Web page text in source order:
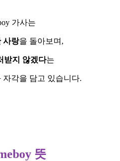
가사는
사랑을 돌아보며,
받지 않겠다는
자각을 담고 있습니다.
boy 뜻